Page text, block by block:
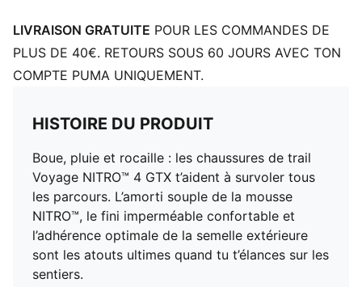
LIVRAISON GRATUITE POUR LES COMMANDES DE
PLUS DE 40€. RETOURS SOUS 60 JOURS AVEC TON
COMPTE PUMA UNIQUEMENT.
HISTOIRE DU PRODUIT
Boue, pluie et rocaille : les chaussures de trail
Voyage NITRO™ 4 GTX t’aident à survoler tous
les parcours. L’amorti souple de la mousse
NITRO™, le fini imperméable confortable et
l’adhérence optimale de la semelle extérieure
sont les atouts ultimes quand tu t’élances sur les
sentiers.